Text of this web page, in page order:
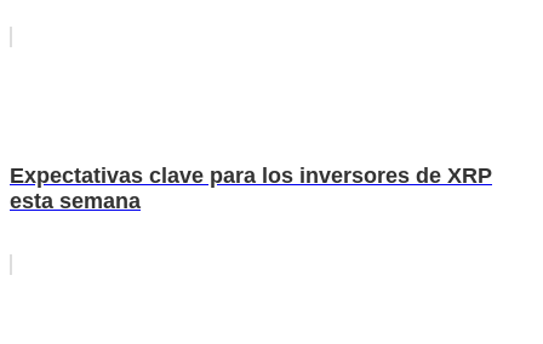
Expectativas clave para los inversores de XRP
esta semana